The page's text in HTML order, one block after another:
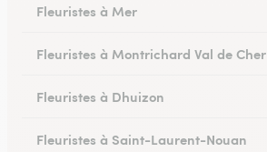
Fleuristes à Mer
Fleuristes à Montrichard Val de Cher
Fleuristes à Dhuizon
Fleuristes à Saint-Laurent-Nouan